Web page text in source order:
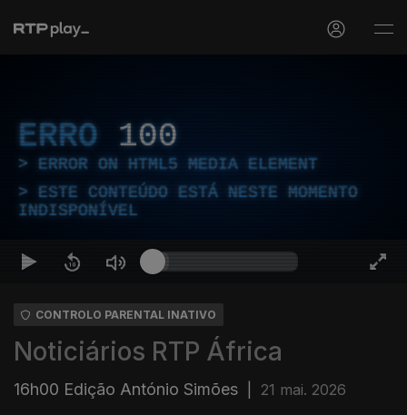
ERRO 100
ERROR ON HTML5 MEDIA ELEMENT
ESTE CONTEÚDO ESTÁ NESTE MOMENTO
INDISPONÍVEL
CONTROLO PARENTAL INATIVO
Noticiários RTP África
16h00 Edição António Simões 21 mai. 2026